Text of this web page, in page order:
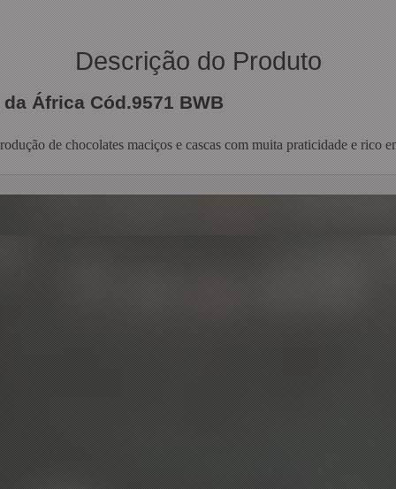
Descrição do Produto
África Cód.9571 BWB
de chocolates maciços e cascas com muita praticidade e rico